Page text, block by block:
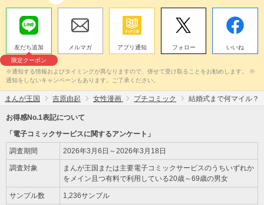
友だち追加
限定クーポン
メルマガ アプリ通知 フォロー いいね
※通知する情報およびタイミングが異なりますので、併せて受け取ることをお勧めします。 ※
通知をしないキャンペーンもあります。ご了承ください。
まんが王国 吉原由起 女性漫画 プチコミック 結婚式まで何マイル？
お得感No.1表記について
「電子コミックサービスに関するアンケート」
調査期間 2026年3月6日～2026年3月18日
調査対象
まんが王国または主要電子コミックサービスのうちいずれか
をメイン且つ有料で利用している20歳～69歳の男女
サンプル数 1,236サンプル